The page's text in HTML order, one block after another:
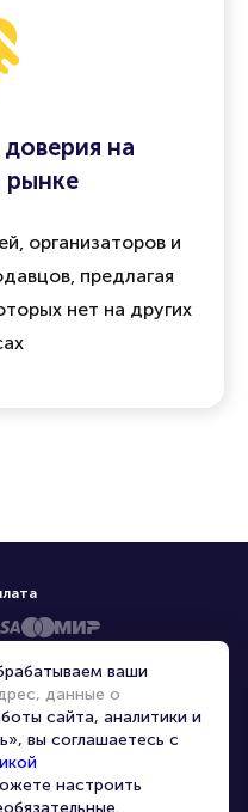
на
рынке
организаторов и
предлагая
нет на других
ваши
данные о
сайта, аналитики и
вы соглашаетесь с
настроить